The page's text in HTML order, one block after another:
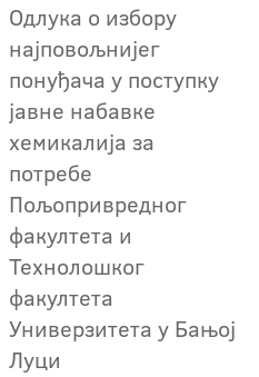
Одлука о избору
најповољнијег
понуђача у поступку
јавне набавке
хемикалија за
потребе
Пољопривредног
факултета и
Технолошког
факултета
Универзитета у Бањој
Луци